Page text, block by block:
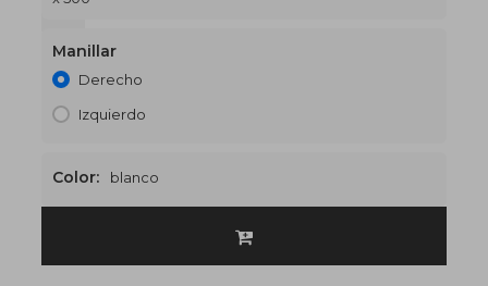
Manillar
Derecho
Izquierdo
Color: blanco